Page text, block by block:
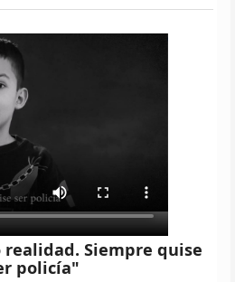
Siempre quise
policía"